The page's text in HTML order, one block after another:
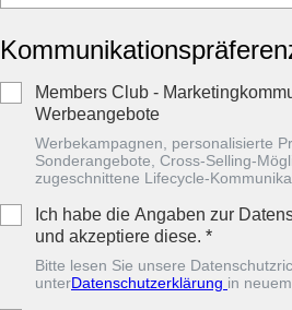
Members Club -
Werbeangebote
Werbekampagnen, personalisierte
Sonderangebote, Cross-Selling-
zugeschnittene Lifecycle-
Ich habe die Angaben zur
und akzeptiere diese. *
Bitte lesen Sie unsere
unterDatenschutzerklärung in